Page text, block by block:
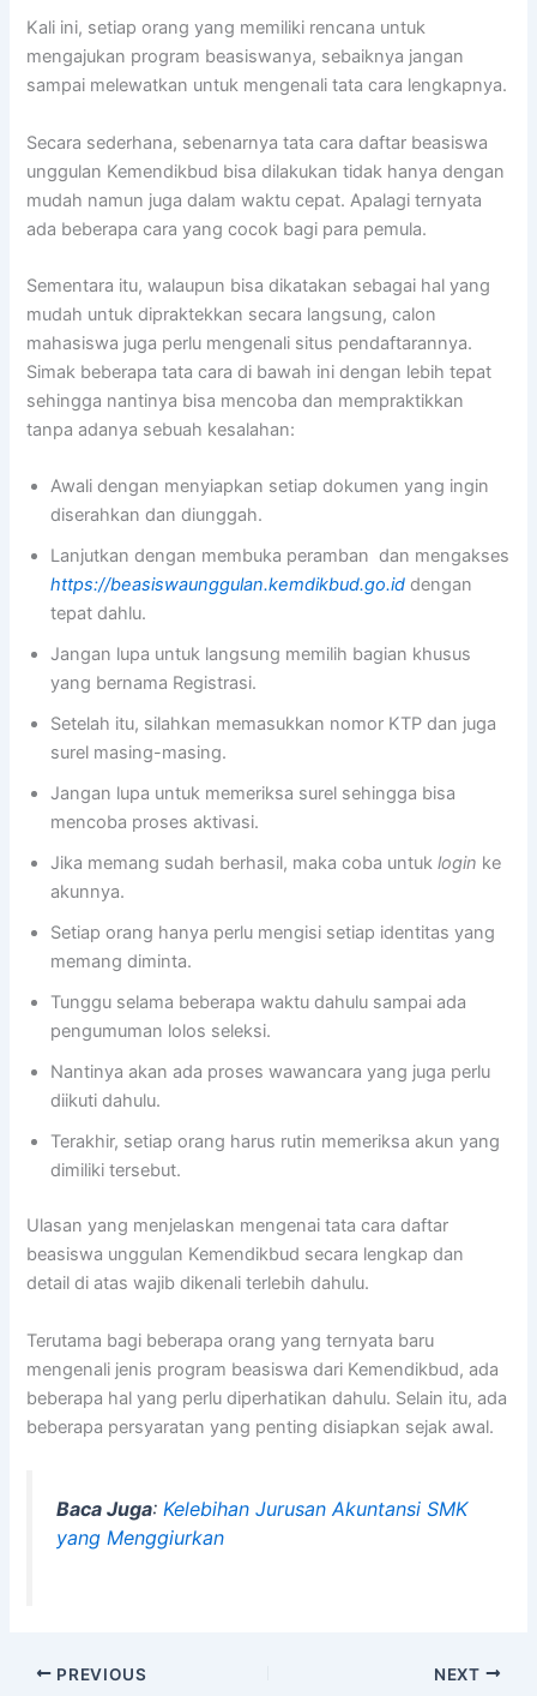
Kali ini, setiap orang yang memiliki rencana untuk
mengajukan program beasiswanya, sebaiknya jangan
sampai melewatkan untuk mengenali tata cara lengkapnya.
Secara sederhana, sebenarnya tata cara daftar beasiswa
unggulan Kemendikbud bisa dilakukan tidak hanya dengan
mudah namun juga dalam waktu cepat. Apalagi ternyata
ada beberapa cara yang cocok bagi para pemula.
Sementara itu, walaupun bisa dikatakan sebagai hal yang
mudah untuk dipraktekkan secara langsung, calon
mahasiswa juga perlu mengenali situs pendaftarannya.
Simak beberapa tata cara di bawah ini dengan lebih tepat
sehingga nantinya bisa mencoba dan mempraktikkan
tanpa adanya sebuah kesalahan:
Awali dengan menyiapkan setiap dokumen yang ingin
diserahkan dan diunggah.
Lanjutkan dengan membuka peramban dan mengakses
https://beasiswaunggulan.kemdikbud.go.id dengan
tepat dahlu.
Jangan lupa untuk langsung memilih bagian khusus
yang bernama Registrasi.
Setelah itu, silahkan memasukkan nomor KTP dan juga
surel masing-masing.
Jangan lupa untuk memeriksa surel sehingga bisa
mencoba proses aktivasi.
Jika memang sudah berhasil, maka coba untuklogin ke
akunnya.
Setiap orang hanya perlu mengisi setiap identitas yang
memang diminta.
Tunggu selama beberapa waktu dahulu sampai ada
pengumuman lolos seleksi.
Nantinya akan ada proses wawancara yang juga perlu
diikuti dahulu.
Terakhir, setiap orang harus rutin memeriksa akun yang
dimiliki tersebut.
Ulasan yang menjelaskan mengenai tata cara daftar
beasiswa unggulan Kemendikbud secara lengkap dan
detail di atas wajib dikenali terlebih dahulu.
Terutama bagi beberapa orang yang ternyata baru
mengenali jenis program beasiswa dari Kemendikbud, ada
beberapa hal yang perlu diperhatikan dahulu. Selain itu, ada
beberapa persyaratan yang penting disiapkan sejak awal.
Baca Juga: Kelebihan Jurusan Akuntansi SMK
yang Menggiurkan
PREVIOUS NEXT